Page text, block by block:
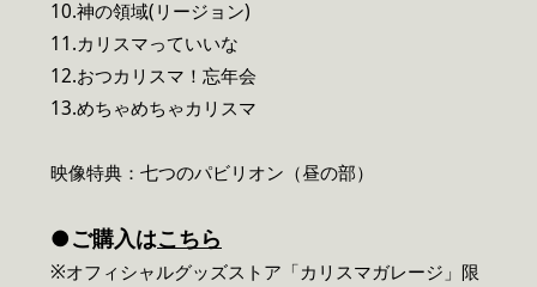
10.神の領域(リージョン)
11.カリスマっていいな
12.おつカリスマ！忘年会
13.めちゃめちゃカリスマ
映像特典：七つのパビリオン（昼の部）
●ご購入はこちら
※オフィシャルグッズストア「カリスマガレージ」限